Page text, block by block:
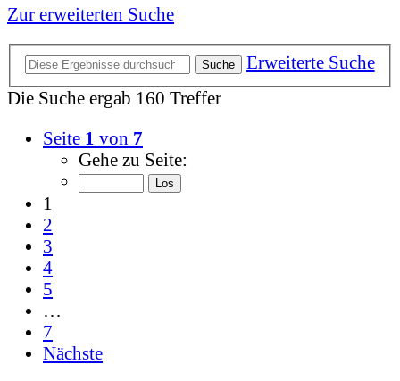
Zur erweiterten Suche
Suche
Erweiterte Suche
Die Suche ergab 160 Treffer
Seite 1 von 7
Gehe zu Seite:
1
2
3
4
5
…
7
Nächste